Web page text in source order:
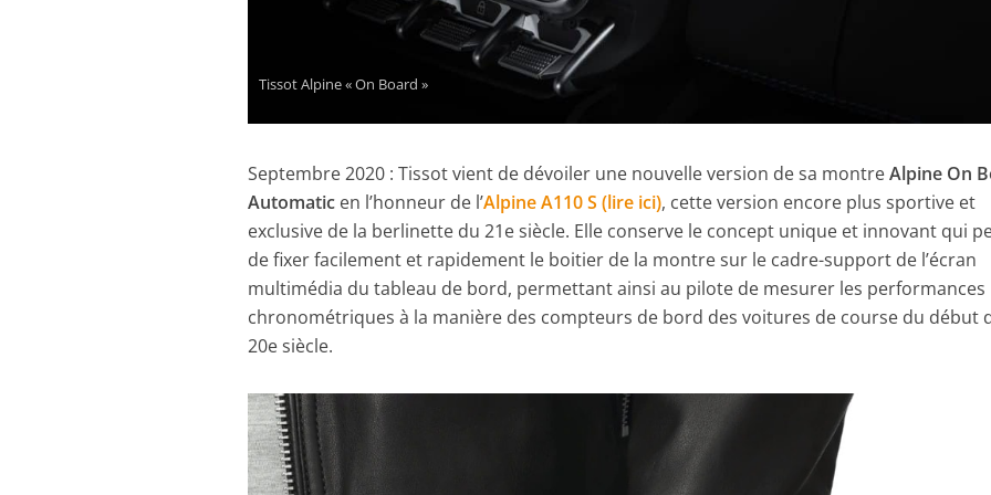
Tissot Alpine « On Board »
Septembre 2020 : Tissot vient de dévoiler une nouvelle version de sa montreAlpine On
Automatic en l’honneur de l’Alpine A110 S (lire ici), cette version encore plus sportive et
exclusive de la berlinette du 21e siècle. Elle conserve le concept unique et innovant qui
de fixer facilement et rapidement le boitier de la montre sur le cadre-support de l’écran
multimédia du tableau de bord, permettant ainsi au pilote de mesurer les performances
chronométriques à la manière des compteurs de bord des voitures de course du début
20e siècle.